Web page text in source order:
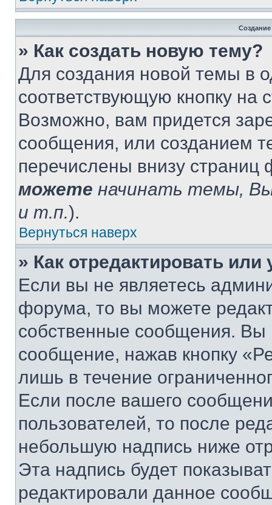
» Как создать новую тему?
Для создания новой темы в
соответствующую кнопку
Возможно, вам придется
сообщения, или созданием
перечислены внизу
можете начинать темы,
и т.п.).
Вернуться наверх
» Как отредактировать
Если вы не являетесь
форума, то вы можете
собственные сообщения. Вы
сообщение, нажав кнопку
лишь в течение
Если после вашего
пользователей, то после
небольшую надпись ниже
Эта надпись будет
редактировали данное